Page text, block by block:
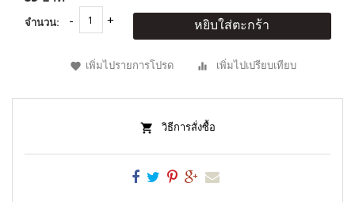
จำนวน: หยิบใส่ตะกร้า
เพิ่มไปรายการโปรด เพิ่มไปเปรียบเทียบ
วิธีการสั่งซื้อ